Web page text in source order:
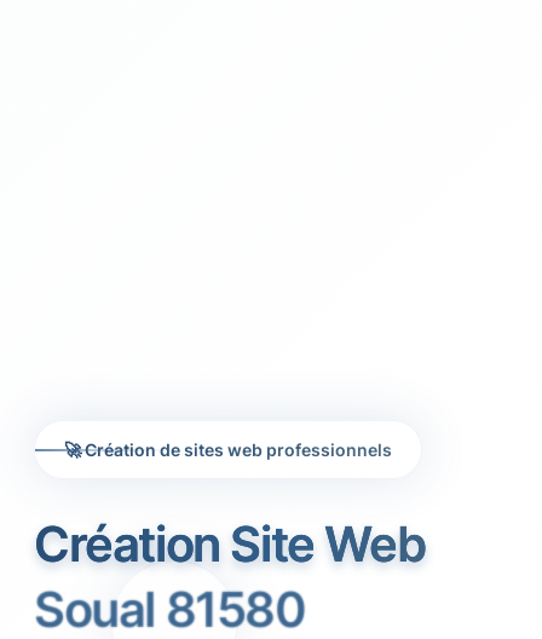
🚀 Création de sites web professionnels
Création Site Web
Soual 81580